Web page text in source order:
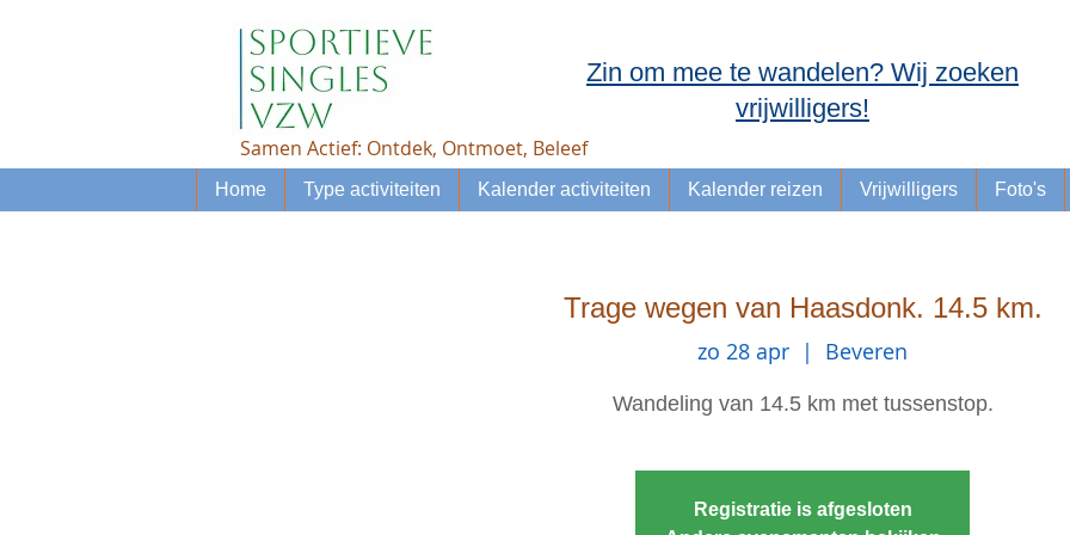
Samen Actief: Ontdek, Ontmoet, Beleef
Zin om mee te wandelen? Wij zoeken
vrijwilligers!
Home Type activiteiten Kalender activiteiten Kalender reizen Vrijwilligers Foto's
Trage wegen van Haasdonk. 14.5 km.
zo 28 apr
  |
Beveren
Wandeling van 14.5 km met tussenstop.
Registratie is afgesloten